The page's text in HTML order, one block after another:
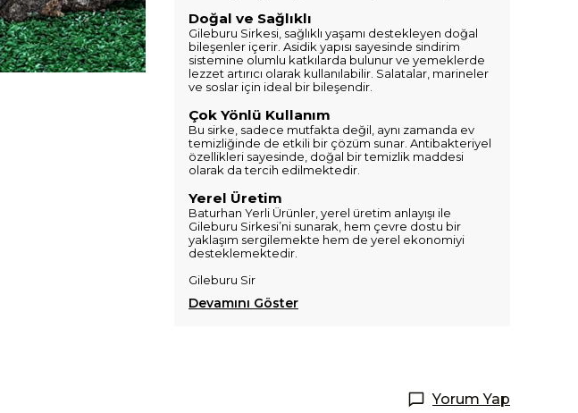
Doğal ve Sağlıklı
Gileburu Sirkesi, sağlıklı yaşamı destekleyen doğal
bileşenler içerir. Asidik yapısı sayesinde sindirim
sistemine olumlu katkılarda bulunur ve yemeklerde
lezzet artırıcı olarak kullanılabilir. Salatalar, marineler
ve soslar için ideal bir bileşendir.
Çok Yönlü Kullanım
Bu sirke, sadece mutfakta değil, aynı zamanda ev
temizliğinde de etkili bir çözüm sunar. Antibakteriyel
özellikleri sayesinde, doğal bir temizlik maddesi
olarak da tercih edilmektedir.
Yerel Üretim
Baturhan Yerli Ürünler, yerel üretim anlayışı ile
Gileburu Sirkesi’ni sunarak, hem çevre dostu bir
yaklaşım sergilemekte hem de yerel ekonomiyi
desteklemektedir.
Gileburu Sir
Devamını Göster
Yorum Yap